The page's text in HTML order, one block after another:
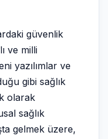
güvenlik
ve milli
yazılımlar ve
gibi sağlık
olarak
sağlık
gelmek üzere,